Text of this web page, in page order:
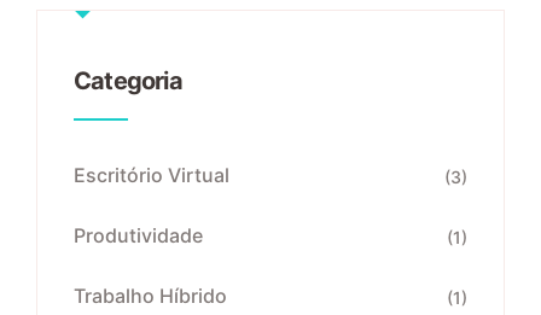
Categoria
Escritório Virtual (3)
Produtividade (1)
Trabalho Híbrido (1)